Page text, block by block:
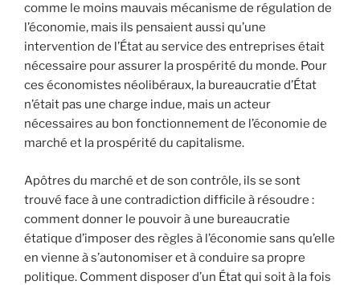
comme le moins mauvais mécanisme de régulation de
l’économie, mais ils pensaient aussi qu’une
intervention de l’État au service des entreprises était
nécessaire pour assurer la prospérité du monde. Pour
ces économistes néolibéraux, la bureaucratie d’État
n’était pas une charge indue, mais un acteur
nécessaires au bon fonctionnement de l’économie de
marché et la prospérité du capitalisme.
Apôtres du marché et de son contrôle, ils se sont
trouvé face à une contradiction difficile à résoudre :
comment donner le pouvoir à une bureaucratie
étatique d’imposer des règles à l’économie sans qu’elle
en vienne à s’autonomiser et à conduire sa propre
politique. Comment disposer d’un État qui soit à la fois